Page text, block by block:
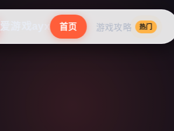
爱游戏ayx 首页 游戏攻略 热门